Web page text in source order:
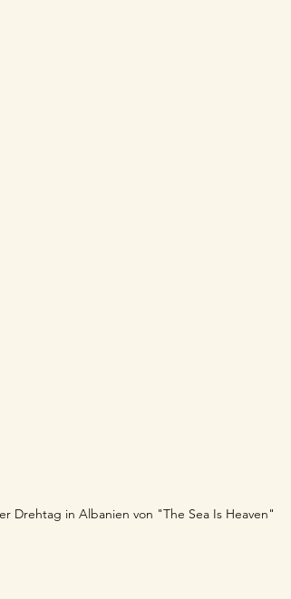
in Albanien von "The Sea Is Heaven"  	© behind the